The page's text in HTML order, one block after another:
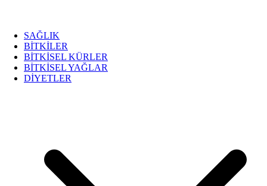
SAĞLIK
BİTKİLER
BİTKİSEL KÜRLER
BİTKİSEL YAĞLAR
DİYETLER